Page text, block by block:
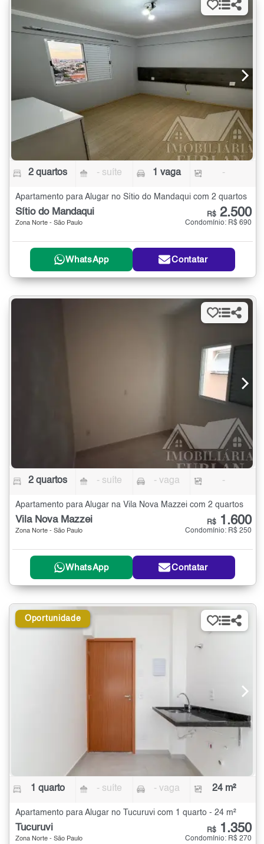
2 quartos - suíte 1 vaga -
Apartamento para Alugar no Sítio do Mandaqui com 2 quartos
Sítio do Mandaqui
Zona Norte - São Paulo
R$ 2.500
Condomínio: R$ 690
WhatsApp Contatar
2 quartos - suíte - vaga -
Apartamento para Alugar na Vila Nova Mazzei com 2 quartos
Vila Nova Mazzei
Zona Norte - São Paulo
R$ 1.600
Condomínio: R$ 250
WhatsApp Contatar
Oportunidade
1 quarto - suíte - vaga 24 m²
Apartamento para Alugar no Tucuruvi com 1 quarto - 24 m²
Tucuruvi
Zona Norte - São Paulo
R$ 1.350
Condomínio: R$ 270